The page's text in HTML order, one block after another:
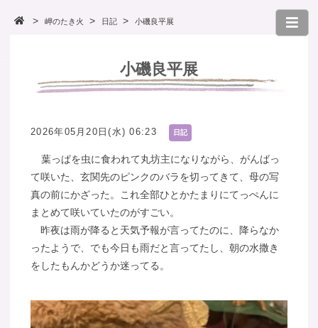
岬のたき火 日記 小磯良平展
小磯良平展
2026年05月20日(水) 06:23 日記
葉っぱを虫に食われて丸坊主になりながら、がんばっ
て咲いた、玄関先のピンクのバラを切ってきて、母の写
真の前にかざった。これ全部ひとかたまりにてっぺんに
まとめて咲いていたのがすごい。
昨夜は雨が降ると天気予報が言ってたのに、降らなか
ったようで、でも今日も雨だと言ってたし、朝の水撒き
をしたもんかどうか迷ってる。